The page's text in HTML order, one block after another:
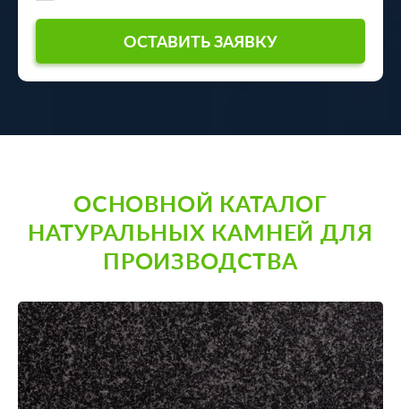
ОСТАВИТЬ ЗАЯВКУ
ОСНОВНОЙ КАТАЛОГ
НАТУРАЛЬНЫХ КАМНЕЙ ДЛЯ
ПРОИЗВОДСТВА